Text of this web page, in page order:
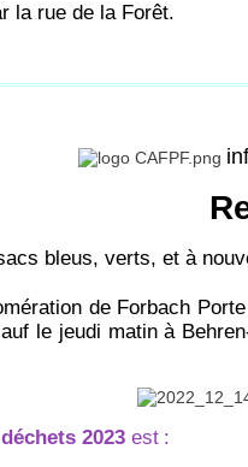
la rue de la Forêt.
bleus, verts, et à
de Forbach
le jeudi matin à
2023 est :